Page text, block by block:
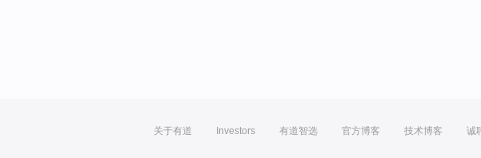
关于有道 Investors 有道智选 官方博客 技术博客 诚